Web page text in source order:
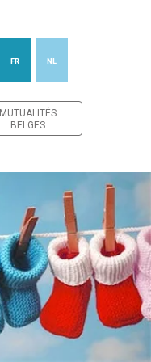
FR NL
MUTUALITÉS
BELGES